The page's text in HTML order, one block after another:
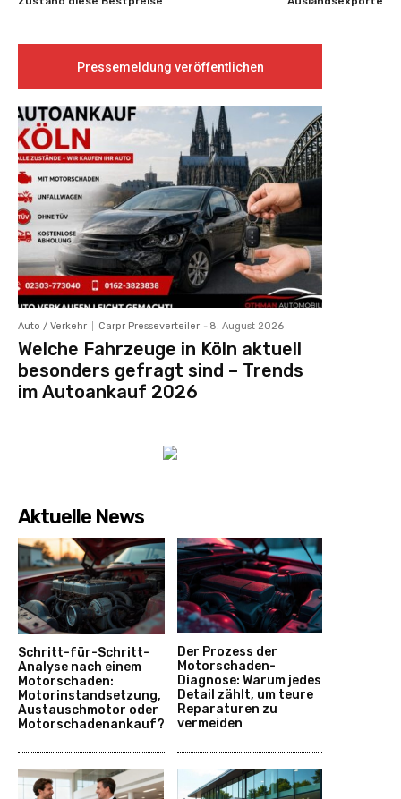
Pressemeldung veröffentlichen
Auto / Verkehr Carpr Presseverteiler - 8. August 2026
Welche Fahrzeuge in Köln aktuell
besonders gefragt sind – Trends
im Autoankauf 2026
Aktuelle News
Schritt-für-Schritt-
Analyse nach einem
Motorschaden:
Motorinstandsetzung,
Austauschmotor oder
Motorschadenankauf?
Der Prozess der
Motorschaden-
Diagnose: Warum jedes
Detail zählt, um teure
Reparaturen zu
vermeiden